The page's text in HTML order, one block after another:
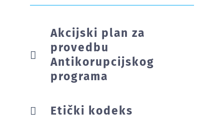
Akcijski plan za
provedbu
Antikorupcijskog
programa
Etički kodeks